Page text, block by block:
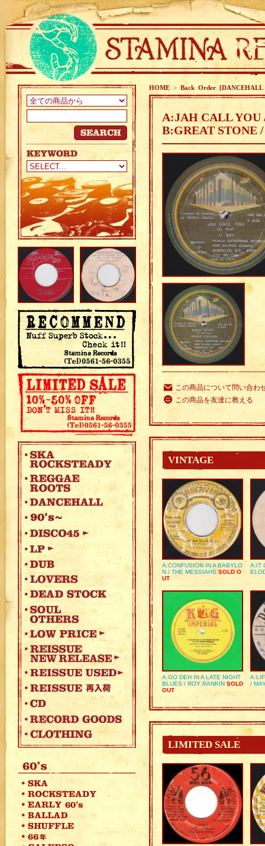
HOME > Back Order [DANCEHALL
A:JAH CALL YOU
B:GREAT STONE
この商品について問い合わ
この商品を友達に教える
VINTAGE
A:CONFUSION IN A BABYLO
N / THE MESSIAHS SOLD O
UT
A:IT
A:GO DEH IN A LATE NIGHT
BLUES / ROY RANKIN SOLD
OUT
/
LIMITED SALE